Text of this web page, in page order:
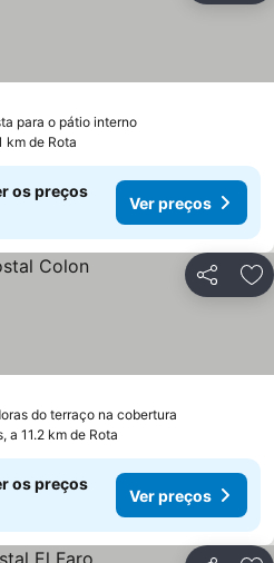
para o pátio internoVer preços
km de Rota
os preços
Ver preços
Partilhar
do terraço na cobertura
a 11.2 km de Rota
os preços
Ver preços